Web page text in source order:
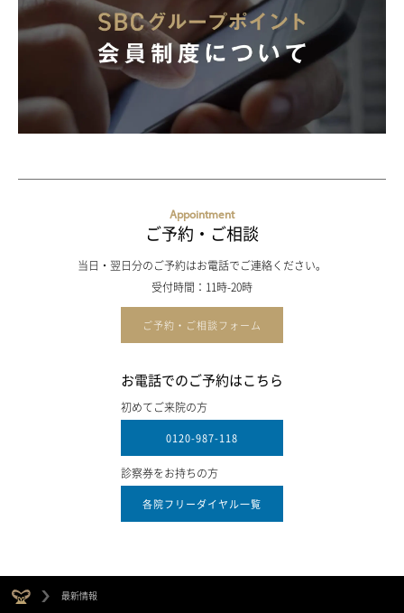
Appointment
ご予約・ご相談
当日・翌日分のご予約はお電話でご連絡ください。
受付時間：11時-20時
ご予約・ご相談フォーム
お電話でのご予約はこちら
初めてご来院の方
0120-987-118
診察券をお持ちの方
各院フリーダイヤル一覧
最新情報